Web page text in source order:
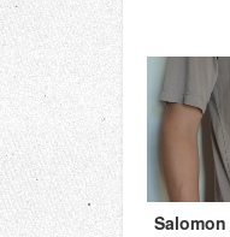
Salomon